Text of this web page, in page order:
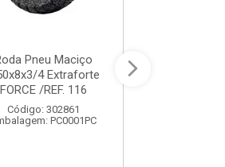
Pneu Maciço
4 Extraforte
FORCE /REF. 116
Código: 302861
PC0001PC